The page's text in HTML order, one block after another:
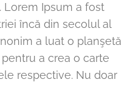
Lorem Ipsum a fost
încă din secolul al
a luat o planşetă
a crea o carte
respective. Nu doar